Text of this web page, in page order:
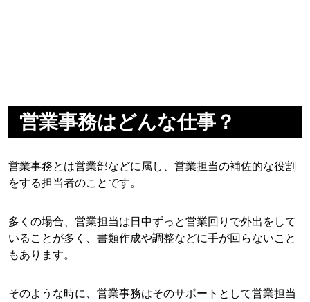
営業事務はどんな仕事？
営業事務とは営業部などに属し、営業担当の補佐的な役割
をする担当者のことです。
多くの場合、営業担当は日中ずっと営業回りで外出をして
いることが多く、書類作成や調整などに手が回らないこと
もあります。
そのような時に、営業事務はそのサポートとして営業担当